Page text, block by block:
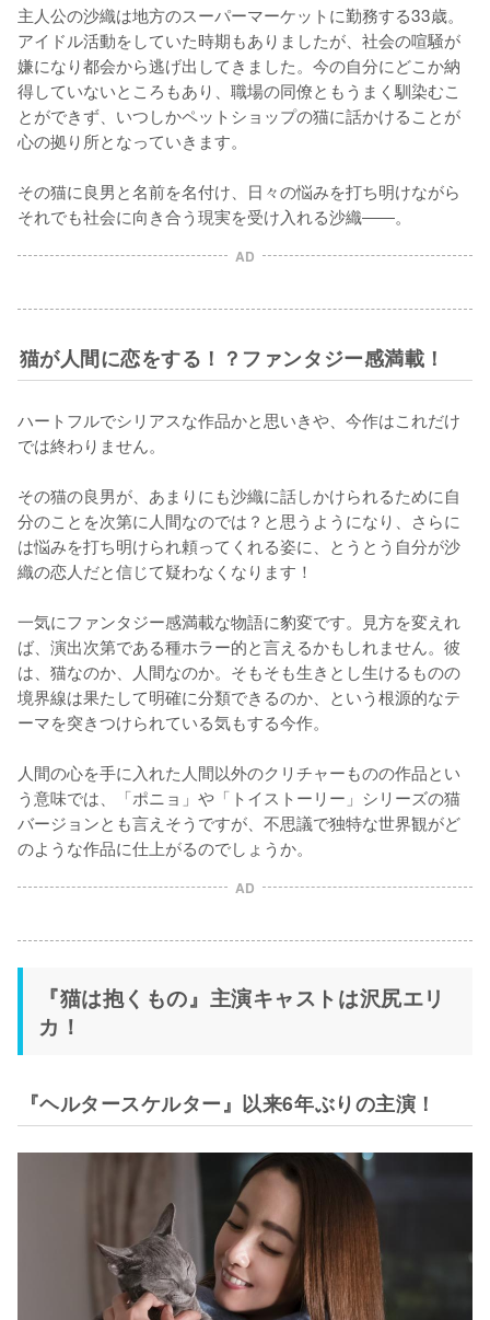
主人公の沙織は地方のスーパーマーケットに勤務する33歳。
アイドル活動をしていた時期もありましたが、社会の喧騒が
嫌になり都会から逃げ出してきました。今の自分にどこか納
得していないところもあり、職場の同僚ともうまく馴染むこ
とができず、いつしかペットショップの猫に話かけることが
心の拠り所となっていきます。
その猫に良男と名前を名付け、日々の悩みを打ち明けながら
それでも社会に向き合う現実を受け入れる沙織――。
AD
猫が人間に恋をする！？ファンタジー感満載！
ハートフルでシリアスな作品かと思いきや、今作はこれだけ
では終わりません。
その猫の良男が、あまりにも沙織に話しかけられるために自
分のことを次第に人間なのでは？と思うようになり、さらに
は悩みを打ち明けられ頼ってくれる姿に、とうとう自分が沙
織の恋人だと信じて疑わなくなります！
一気にファンタジー感満載な物語に豹変です。見方を変えれ
ば、演出次第である種ホラー的と言えるかもしれません。彼
は、猫なのか、人間なのか。そもそも生きとし生けるものの
境界線は果たして明確に分類できるのか、という根源的なテ
ーマを突きつけられている気もする今作。
人間の心を手に入れた人間以外のクリチャーものの作品とい
う意味では、「ポニョ」や「トイストーリー」シリーズの猫
バージョンとも言えそうですが、不思議で独特な世界観がど
のような作品に仕上がるのでしょうか。
AD
『猫は抱くもの』主演キャストは沢尻エリ
カ！
『ヘルタースケルター』以来6年ぶりの主演！